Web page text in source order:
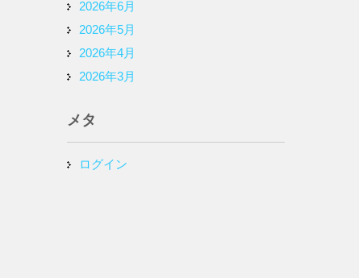
2026年6月
2026年5月
2026年4月
2026年3月
メタ
ログイン